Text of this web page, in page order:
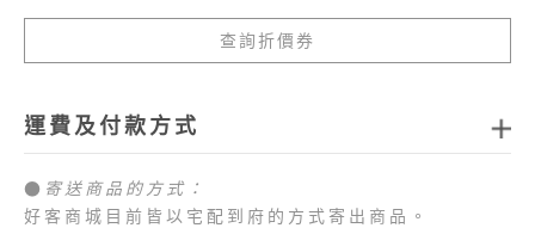
查詢折價券
運費及付款方式
● 寄送商品的方式：
好客商城目前皆以宅配到府的方式寄出商品。